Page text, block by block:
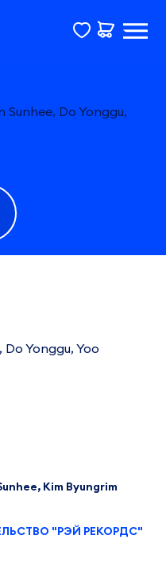
Yonggu, Yoo
Kim Byungrim
"РЭЙ РЕКОРДС"